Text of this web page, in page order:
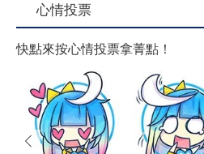
心情投票
快點來按心情投票拿菁點！
prev